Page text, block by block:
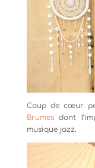
Coup de cœur
Brumesdont
musique jazz.